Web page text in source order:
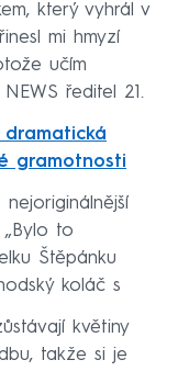
který vyhrál v
mi hmyzí
učím
ředitel 21.
gramotnosti
to
Štěpánku
koláč s
květiny
takže si je